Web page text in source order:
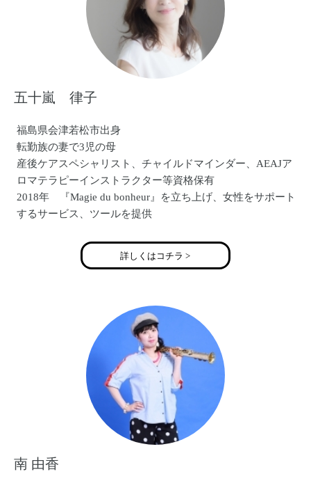
五十嵐 律子
福島県会津若松市出身
転勤族の妻で3児の母
産後ケアスペシャリスト、チャイルドマインダー、AEAJア
ロマテラピーインストラクター等資格保有
2018年 『Magie du bonheur』を立ち上げ、女性をサポート
するサービス、ツールを提供
詳しくはコチラ >
南 由香